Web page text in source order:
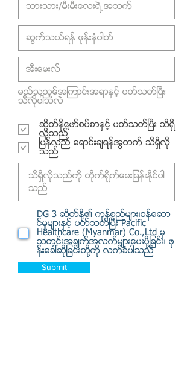
မည္သည့္အေၾကာင္းအရာႏွင့္ ပတ္သတ္ၿပီး
သိလိုပါသလဲ
ဆိတ္ႏို႔ေဖာ္စပ္စာႏွင့္ ပတ္သတ္ၿပီး သိရွိ
လိုသည္
ျပန္လည္ ေရာင္းခ်ရန္အတြက္ သိရွိလို
သည္
DG 3 ဆိတ္ႏို႔၏ ကုန္စည္မ်ား၊ဝန္ေဆာ
င္မႈမ်ားႏွင့္ ပတ္သတ္ၿပီး Pacific
Healthcare (Myanmar) Co.,Ltd မွ
သတင္းအခ်က္အလက္မ်ားေပးပို႔ျခင္း၊ ဖု
န္းေခၚဆိုျခင္းတုိ႔ကို လက္ခံပါသည္
Submit